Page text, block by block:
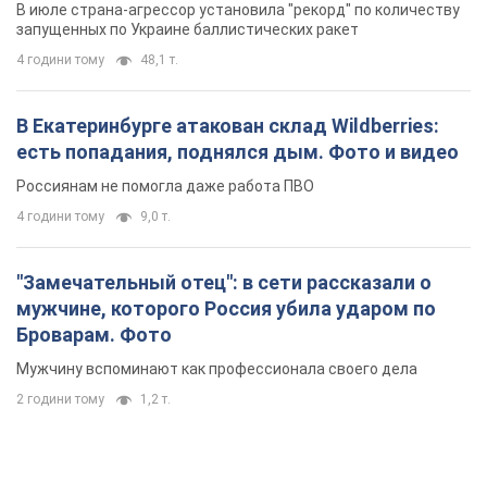
В июле страна-агрессор установила "рекорд" по количеству
запущенных по Украине баллистических ракет
4 години тому 48,1 т.
В Екатеринбурге атакован склад Wildberries:
есть попадания, поднялся дым. Фото и видео
Россиянам не помогла даже работа ПВО
4 години тому 9,0 т.
"Замечательный отец": в сети рассказали о
мужчине, которого Россия убила ударом по
Броварам. Фото
Мужчину вспоминают как профессионала своего дела
2 години тому 1,2 т.